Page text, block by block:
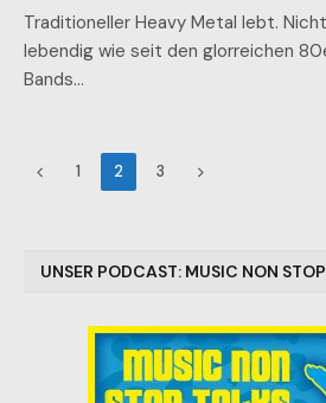
Traditioneller Heavy Metal lebt.
lebendig wie seit den glorreichen
Bands…
Previous
1 2 3 Next
UNSER PODCAST: MUSIC NON